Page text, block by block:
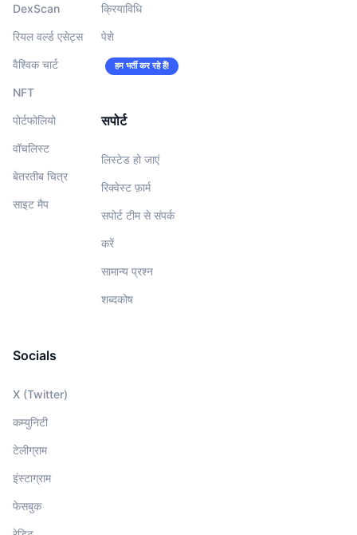
DexScan
रियल वर्ल्ड एसेट्स
वैश्विक चार्ट
NFT
पोर्टफोलियो
वॉचलिस्‍ट
बेतरतीब चित्र
साइट मैप
क्रियाविधि
पेशे
हम भर्ती कर रहे हैं!
सपोर्ट
लिस्टेड हो जाएं
रिक्वेस्ट फ़ार्म
सपोर्ट टीम से संपर्क
करें
सामान्य प्रश्न
शब्दकोष
Socials
X (Twitter)
कम्युनिटी
टेलीग्राम
इंस्टाग्राम
फेसबुक